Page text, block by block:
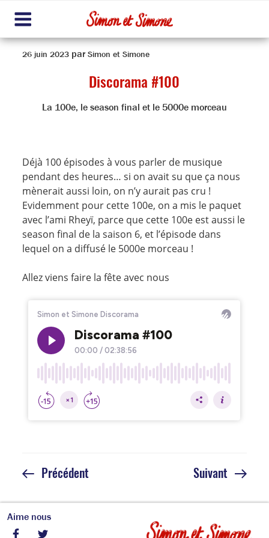
contenu
principal
Me
Publié
26 juin 2023 parSimon et Simone
Discorama #100
La 100e, le season final et le 5000e morceau
Déjà 100 épisodes à vous parler de musique
pendant des heures… si on avait su que ça nous
mènerait aussi loin, on n’y aurait pas cru !
Evidemment pour cette 100e, on a mis le paquet
avec l’ami Rheyï, parce que cette 100e est aussi le
season final de la saison 6, et l’épisode dans
lequel on a diffusé le 5000e morceau !
Allez viens faire la fête avec nous
de
ArticlePrécédent
Article
Suivant
Aime nous